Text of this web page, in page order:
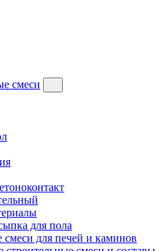
смеси
для пола
смеси для печей и каминов